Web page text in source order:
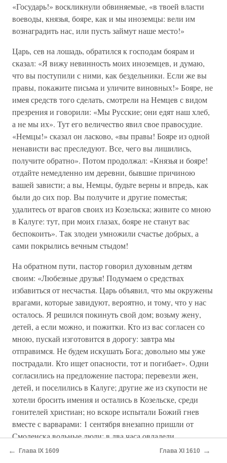
«Государь!» воскликнули обвиняемые, «в твоей власти
воеводы, князья, бояре, как и мы иноземцы: вели им
вознаградить нас, или пусть займут наше место!»
Царь, сев на лошадь, обратился к господам боярам и
сказал: «Я вижу невинность моих иноземцев, и думаю,
что вы поступили с ними, как бездельники. Если же вы
правы, покажите письма и уличите виновных!» Бояре, не
имея средств того сделать, смотрели на Немцев с видом
презрения и говорили: «Мы Русские; они едят наш хлеб,
а не мы их». Тут его величество явил свое правосудие.
«Немцы!» сказал он ласково, «вы правы! Бояре из одной
ненависти вас преследуют. Все, чего вы лишились,
получите обратно». Потом продолжал: «Князья и бояре!
отдайте немедленно им деревни, бывшие причиною
вашей зависти; а вы, Немцы, будьте верны и впредь, как
были до сих пор. Вы получите и другие поместья;
удалитесь от врагов своих из Козельска; живите со мною
в Калуге: тут, при моих глазах, бояре не станут вас
беспокоить». Так злодеи умножили счастье добрых, а
сами покрылись вечным стыдом!
На обратном пути, пастор говорил духовным детям
своим: «Любезные друзья! Подумаем о средствах
избавиться от несчастья. Царь объявил, что мы окружены
врагами, которые завидуют, вероятно, и тому, что у нас
осталось. Я решился покинуть свой дом; возьму жену,
детей, а если можно, и пожитки. Кто из вас согласен со
мною, пускай изготовится в дорогу: завтра мы
отправимся. Не будем искушать Бога; довольно мы уже
пострадали. Кто ищет опасности, тот и погибает». Одни
согласились на предложение пастора; перевезли жен,
детей, и поселились в Калуге; другие же из скупости не
хотели бросить имения и остались в Козельске, среди
гонителей христиан; но вскоре испытали Божий гнев
вместе с варварами: 1 сентября внезапно пришли от
Смоленска вольные люди; в два часа овладели
беззащитным городом, побили 7000 человек, и, предав
← Глава IX 1609 Глава XI 1610 →